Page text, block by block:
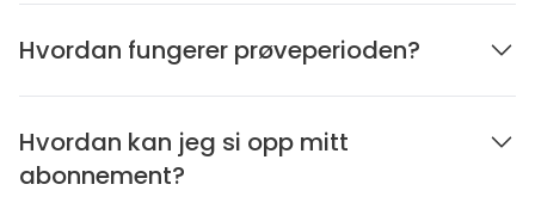
Hvordan fungerer prøveperioden?
Hvordan kan jeg si opp mitt
abonnement?